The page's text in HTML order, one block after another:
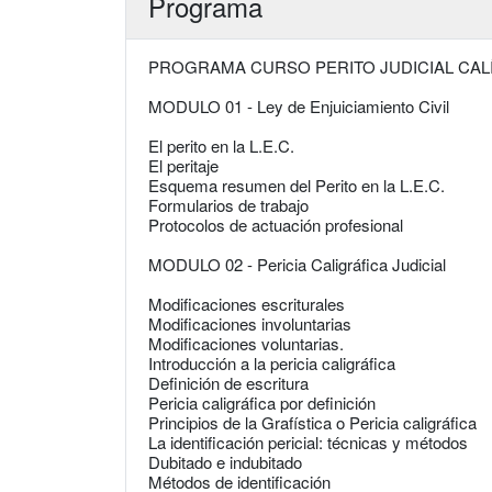
PROGRAMA CURSO PERITO JUDICIAL
MODULO 01 - Ley de Enjuiciamiento Civil
El perito en la L.E.C.
El peritaje
Esquema resumen del Perito en la L.E.C.
Formularios de trabajo
Protocolos de actuación profesional
MODULO 02 - Pericia Caligráfica Judicial
Modificaciones escriturales
Modificaciones involuntarias
Modificaciones voluntarias.
Introducción a la pericia caligráfica
Definición de escritura
Pericia caligráfica por definición
Principios de la Grafística o Pericia caligráfica
La identificación pericial: técnicas y métodos
Dubitado e indubitado
Métodos de identificación